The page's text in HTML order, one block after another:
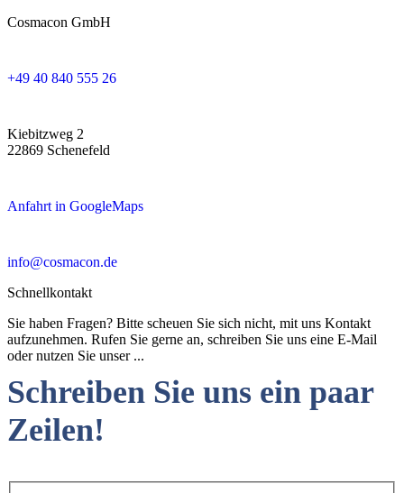
Cosmacon GmbH
+49 40 840 555 26
Kiebitzweg 2
22869 Schenefeld
Anfahrt in GoogleMaps
info@cosmacon.de
Schnellkontakt
Sie haben Fragen? Bitte scheuen Sie sich nicht, mit uns Kontakt
aufzunehmen. Rufen Sie gerne an, schreiben Sie uns eine E-Mail
oder nutzen Sie unser ...
Schreiben Sie uns ein paar
Zeilen!